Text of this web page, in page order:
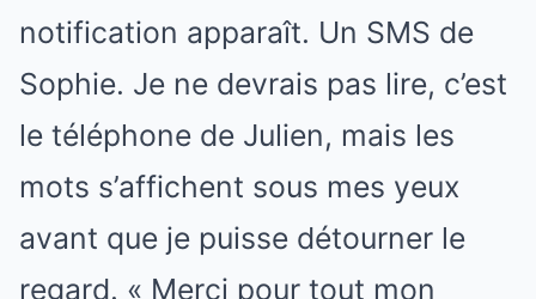
notification apparaît. Un SMS de
Sophie. Je ne devrais pas lire, c’est
le téléphone de Julien, mais les
mots s’affichent sous mes yeux
avant que je puisse détourner le
regard. « Merci pour tout mon